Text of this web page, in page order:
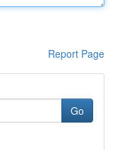
Report Page
Go